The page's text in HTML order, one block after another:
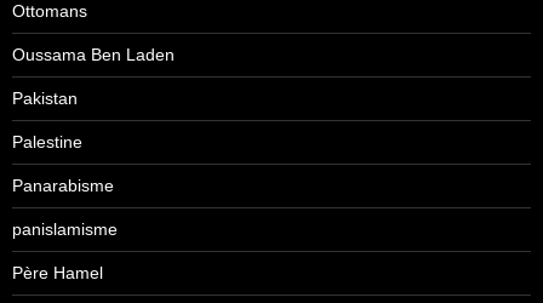
Ottomans
Oussama Ben Laden
Pakistan
Palestine
Panarabisme
panislamisme
Père Hamel